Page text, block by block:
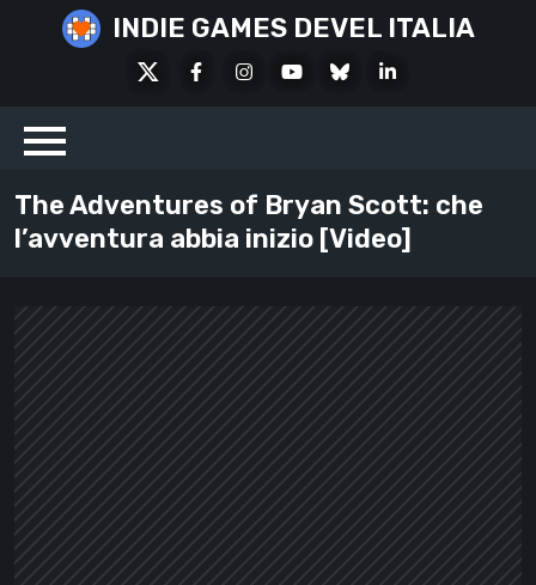
INDIE GAMES DEVEL ITALIA
FacebookInstagramYoutubeBlueskyLinkedIn
The Adventures of Bryan Scott: che
l’avventura abbia inizio [Video]